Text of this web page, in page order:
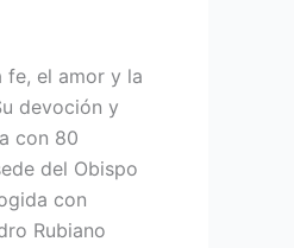
fe, el amor y la
devoción y
con 80
del Obispo
con
Rubiano